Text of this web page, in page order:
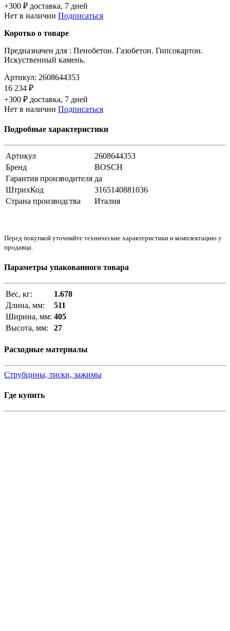
+300 ₽ доставка, 7 дней
Нет в наличии Подписаться
Коротко о товаре
Предназначен для : Пенобетон. Газобетон. Гипсокартон.
Искуственный камень.
Артикул: 2608644353
16 234 ₽
+300 ₽ доставка, 7 дней
Нет в наличии Подписаться
Подробные характеристики
Артикул
2608644353
Бренд
BOSCH
Гарантия производителя да
ШтрихКод
3165140881036
Страна производства
Италия
Перед покупкой уточняйте технические характеристики и комплектацию у
продавца.
Параметры упакованного товара
Вес, кг:
1.678
Длина, мм:
511
Ширина, мм: 405
Высота, мм:
27
Расходные материалы
Струбцины, тиски, зажимы
Где купить